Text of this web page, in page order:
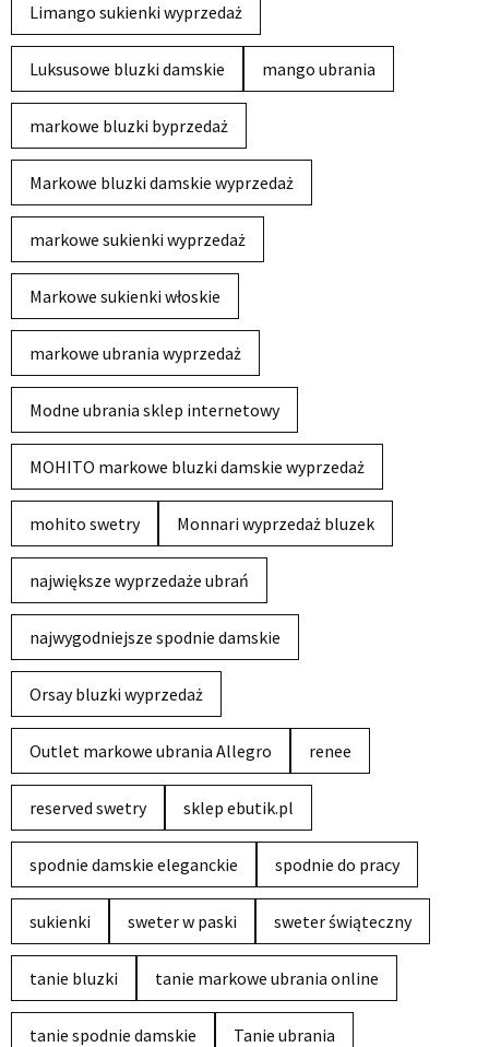
Limango sukienki wyprzedaż
Luksusowe bluzki damskie mango ubrania
markowe bluzki byprzedaż
Markowe bluzki damskie wyprzedaż
markowe sukienki wyprzedaż
Markowe sukienki włoskie
markowe ubrania wyprzedaż
Modne ubrania sklep internetowy
MOHITO markowe bluzki damskie wyprzedaż
mohito swetry Monnari wyprzedaż bluzek
największe wyprzedaże ubrań
najwygodniejsze spodnie damskie
Orsay bluzki wyprzedaż
Outlet markowe ubrania Allegro renee
reserved swetry sklep ebutik.pl
spodnie damskie eleganckie spodnie do pracy
sukienki sweter w paski sweter świąteczny
tanie bluzki tanie markowe ubrania online
tanie spodnie damskie Tanie ubrania